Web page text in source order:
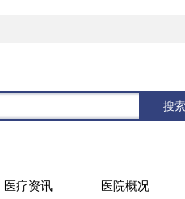
医疗资讯 医院概况